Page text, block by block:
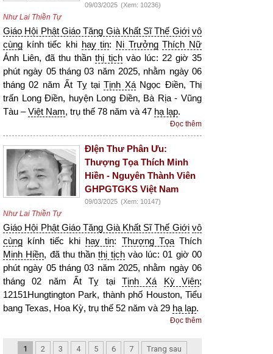
09/03/2025 (Xem: 10236)
Như Lai Thiền Tự
Giáo Hội Phật Giáo Tăng Già Khất Sĩ Thế Giới vô
cùng kính tiếc khi hay tin: Ni Trưởng Thích Nữ
Ánh Liên, đã thu thầnthị tịchvào lúc: 22 giờ 35
phút ngày 05 tháng 03 năm 2025, nhằm ngày 06
tháng 02 năm Ất Tỵ tạiTịnh XáNgọc Điền, Thị
trấn Long Điền, huyện Long Điền, Bà Rịa - Vũng
Tàu –Việt Nam, trụ thế 78 năm và 47 hạ lạp.
Đọc thêm
ĐIện Thư Phân Ưu:
Thượng Tọa Thích Minh
Hiền - Nguyên Thành Viên
GHPGTGKS Việt Nam
09/03/2025 (Xem: 10147)
Như Lai Thiền Tự
Giáo Hội Phật Giáo Tăng Già Khất Sĩ Thế Giới vô
cùng kính tiếc khi hay tin: Thượng TọaThích
Minh Hiền, đã thu thầnthị tịchvào lúc: 01 giờ 00
phút ngày 05 tháng 03 năm 2025, nhằm ngày 06
tháng 02 năm Ất Tỵ tại Tịnh Xá Kỳ Viên;
12151Hungtington Park, thành phố Houston, Tiểu
bang Texas, Hoa Kỳ, trụ thế 52 năm và 29 hạ lạp.
Đọc thêm
1 2 3 4 5 6 7
Trang sau